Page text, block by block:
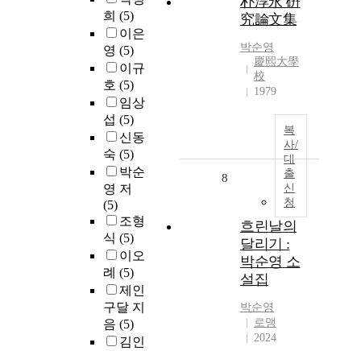
희 (5)
이은
영 (5)
이규
호 (5)
임상
섭 (5)
신동
숙 (5)
박순
영 저
(5)
조형
식 (5)
이오
례 (5)
제인
구달 지
음 (5)
김인
究論文集
박순영
慶熙大學
校
1979
복
사/
대
출
신
청
8
흐린날의
달리기 :
박순영 소
설집
박순영
로맹
2024